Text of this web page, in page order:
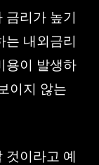
금리가 높기
는 내외금리
용이 발생하
이지 않는
것이라고 예